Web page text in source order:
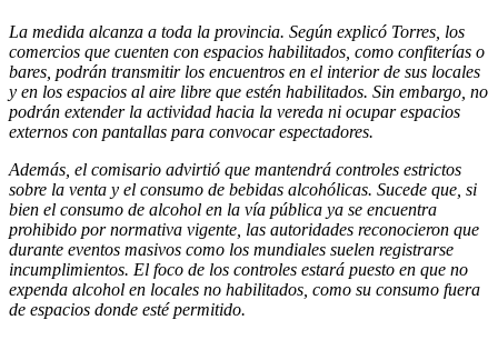
La medida alcanza a toda la provincia. Según explicó Torres, los
comercios que cuenten con espacios habilitados, como confiterías o
bares, podrán transmitir los encuentros en el interior de sus locales
y en los espacios al aire libre que estén habilitados. Sin embargo, no
podrán extender la actividad hacia la vereda ni ocupar espacios
externos con pantallas para convocar espectadores.
Además, el comisario advirtió que mantendrá controles estrictos
sobre la venta y el consumo de bebidas alcohólicas. Sucede que, si
bien el consumo de alcohol en la vía pública ya se encuentra
prohibido por normativa vigente, las autoridades reconocieron que
durante eventos masivos como los mundiales suelen registrarse
incumplimientos. El foco de los controles estará puesto en que no
expenda alcohol en locales no habilitados, como su consumo fuera
de espacios donde esté permitido.